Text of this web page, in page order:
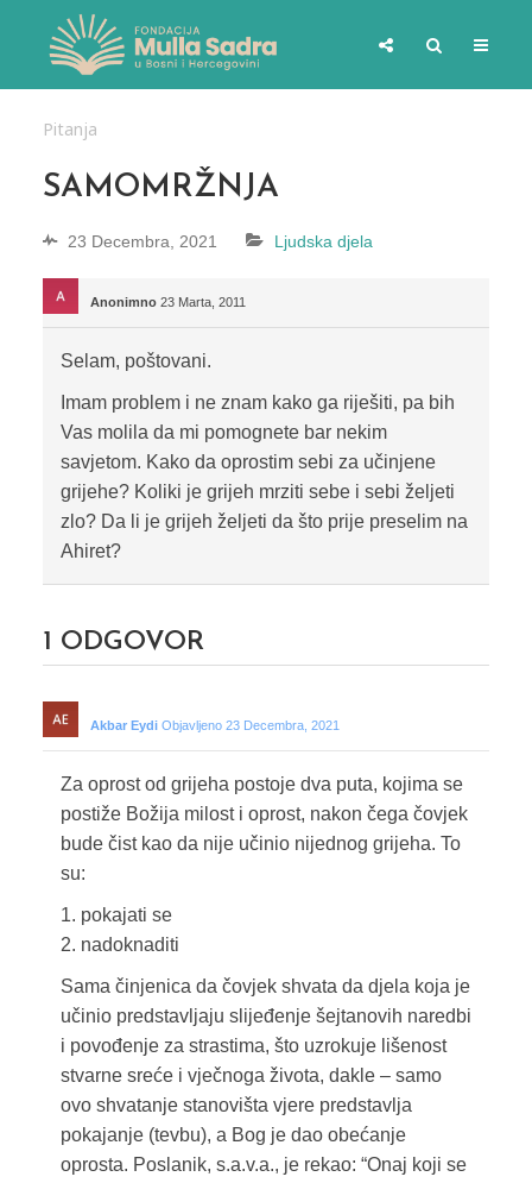
Pitanja
SAMOMRŽNJA
23 Decembra, 2021 Ljudska djela
Anonimno 23 Marta, 2011
Selam, poštovani.
Imam problem i ne znam kako ga riješiti, pa bih
Vas molila da mi pomognete bar nekim
savjetom. Kako da oprostim sebi za učinjene
grijehe? Koliki je grijeh mrziti sebe i sebi željeti
zlo? Da li je grijeh željeti da što prije preselim na
Ahiret?
1 ODGOVOR
Akbar Eydi Objavljeno 23 Decembra, 2021
Za oprost od grijeha postoje dva puta, kojima se
postiže Božija milost i oprost, nakon čega čovjek
bude čist kao da nije učinio nijednog grijeha. To
su:
1. pokajati se
2. nadoknaditi
Sama činjenica da čovjek shvata da djela koja je
učinio predstavljaju slijeđenje šejtanovih naredbi
i povođenje za strastima, što uzrokuje lišenost
stvarne sreće i vječnoga života, dakle – samo
ovo shvatanje stanovišta vjere predstavlja
pokajanje (tevbu), a Bog je dao obećanje
oprosta. Poslanik, s.a.v.a., je rekao: “Onaj koji se